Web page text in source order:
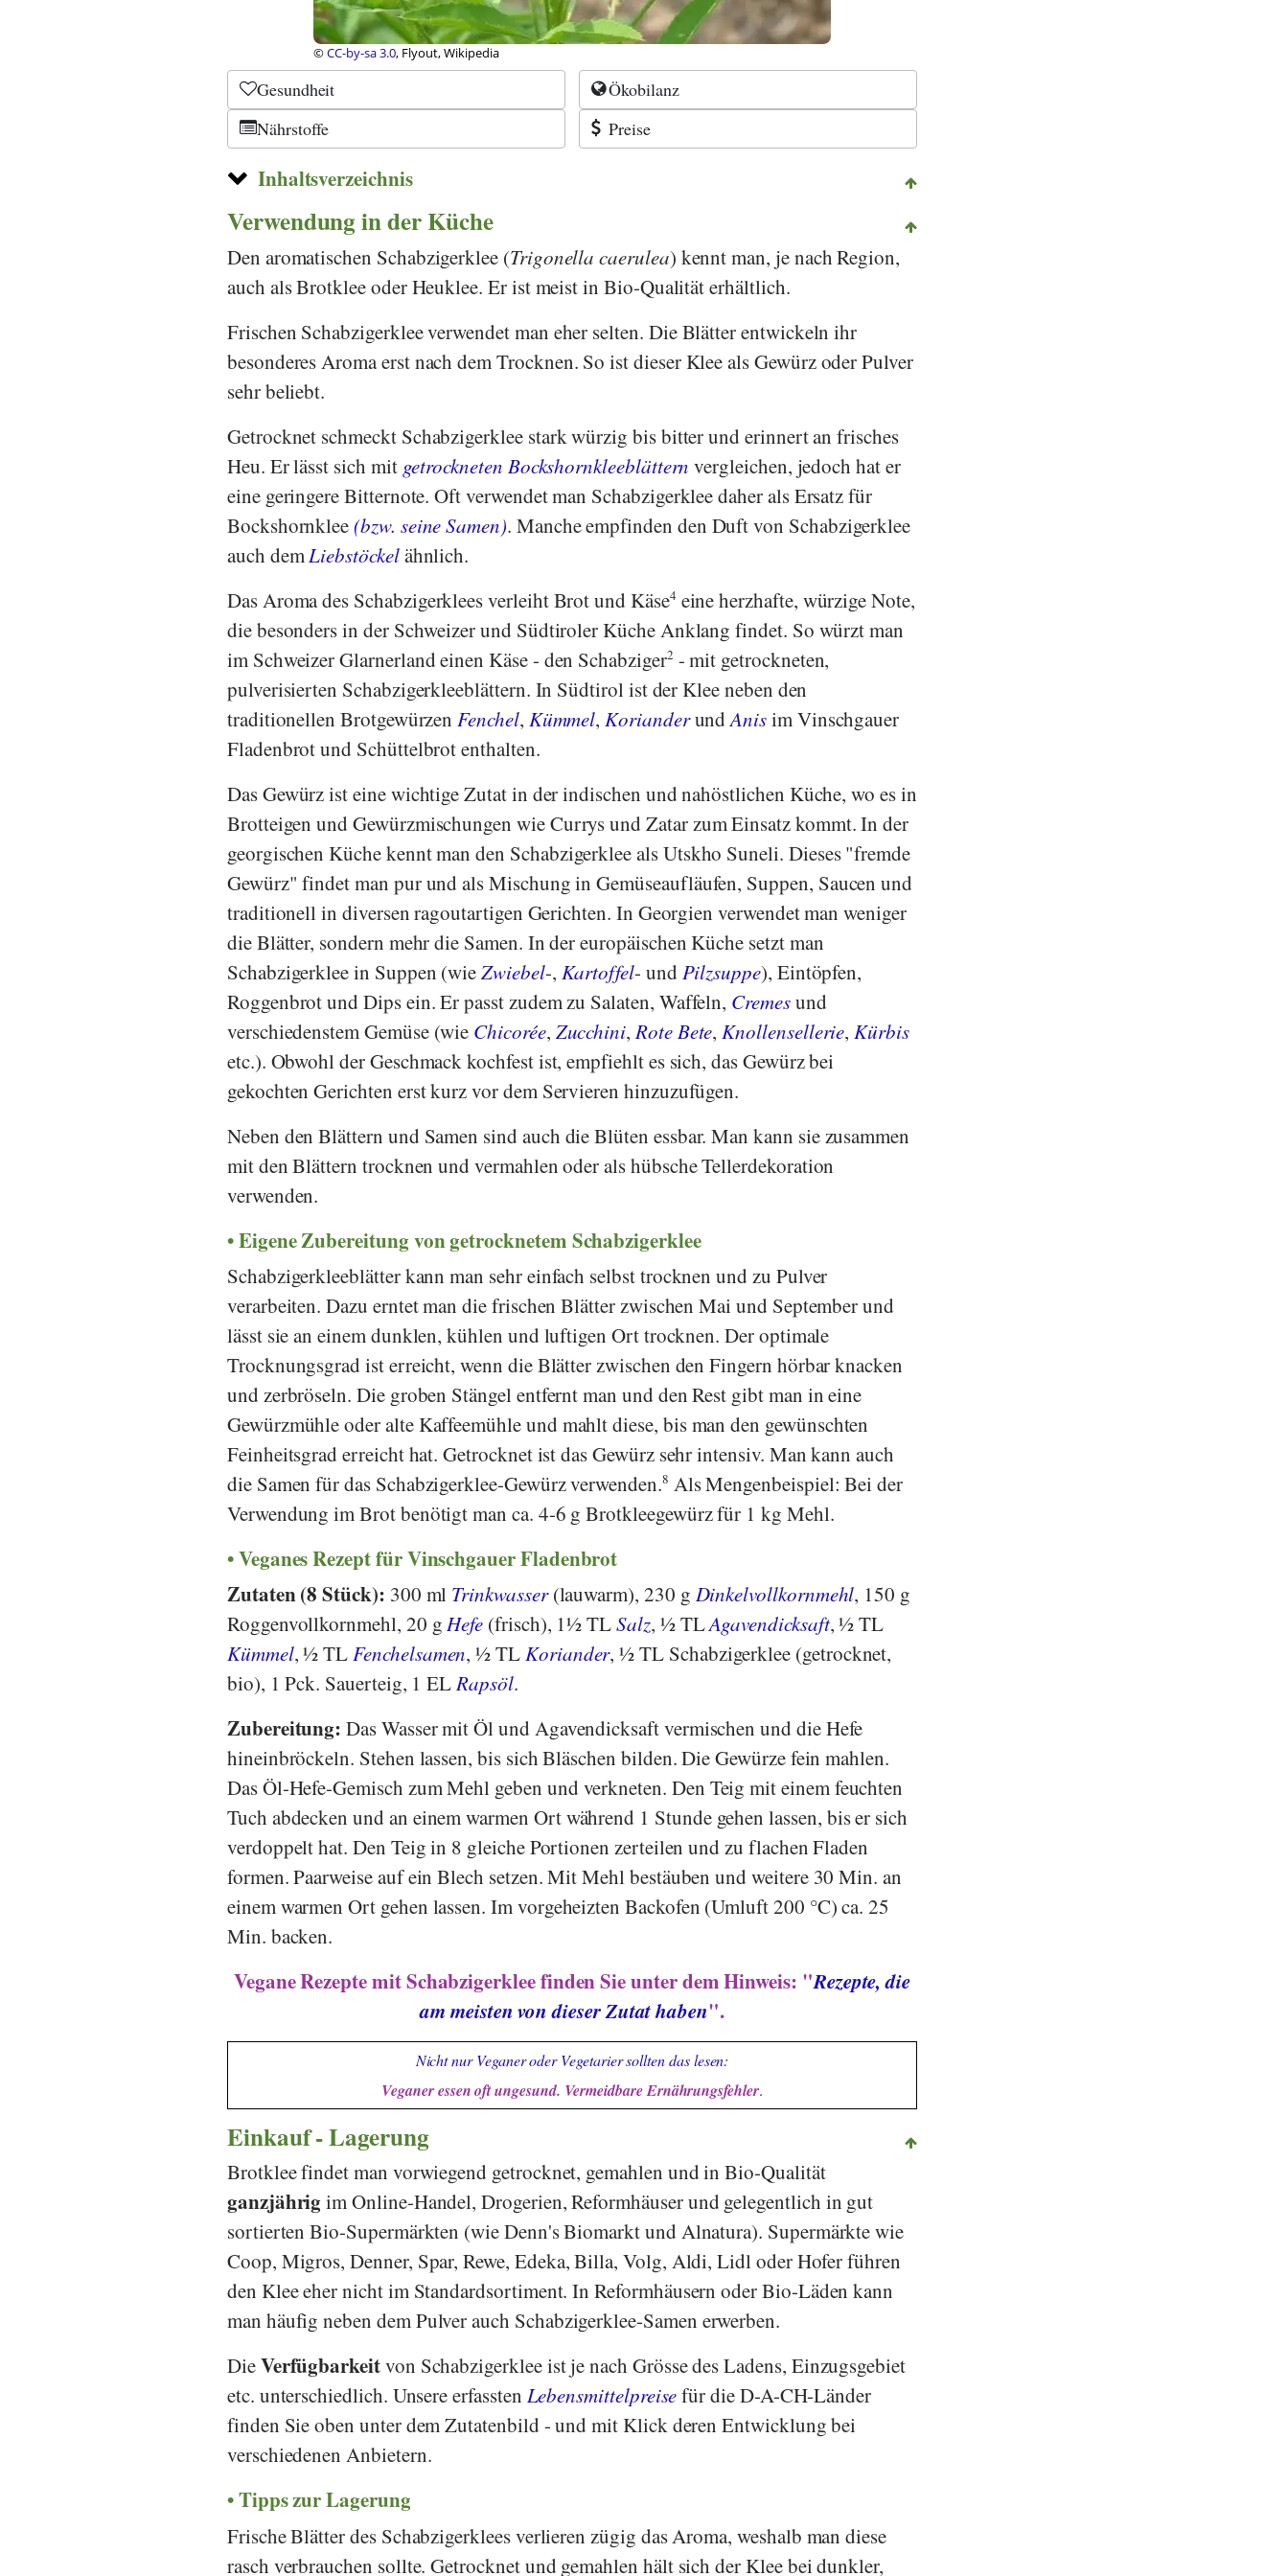
©CC-by-sa 3.0, Flyout, Wikipedia
Gesundheit
Ökobilanz
Nährstoffe
Preise
Inhaltsverzeichnis
Verwendung in der Küche
Den aromatischen Schabzigerklee (Trigonella caerulea) kennt man, je nach Region,
auch als Brotklee oder Heuklee. Er ist meist in Bio-Qualität erhältlich.
Frischen Schabzigerklee verwendet man eher selten. Die Blätter entwickeln ihr
besonderes Aroma erst nach dem Trocknen. So ist dieser Klee als Gewürz oder Pulver
sehr beliebt.
Getrocknet schmeckt Schabzigerklee stark würzig bis bitter und erinnert an frisches
Heu. Er lässt sich mit getrockneten Bockshornkleeblättern vergleichen, jedoch hat er
eine geringere Bitternote. Oft verwendet man Schabzigerklee daher als Ersatz für
Bockshornklee(bzw. seine Samen). Manche empfinden den Duft von Schabzigerklee
auch dem Liebstöckelähnlich.
Das Aroma des Schabzigerklees verleiht Brot und Käse4 eine herzhafte, würzige Note,
die besonders in der Schweizer und Südtiroler Küche Anklang findet. So würzt man
im Schweizer Glarnerland einen Käse - den Schabziger2 - mit getrockneten,
pulverisierten Schabzigerkleeblättern. In Südtirol ist der Klee neben den
traditionellen Brotgewürzen Fenchel, Kümmel, KorianderundAnisim Vinschgauer
Fladenbrot und Schüttelbrot enthalten.
Das Gewürz ist eine wichtige Zutat in der indischen und nahöstlichen Küche, wo es in
Brotteigen und Gewürzmischungen wie Currys und Zatar zum Einsatz kommt. In der
georgischen Küche kennt man den Schabzigerklee als Utskho Suneli. Dieses "fremde
Gewürz" findet man pur und als Mischung in Gemüseaufläufen, Suppen, Saucen und
traditionell in diversen ragoutartigen Gerichten. In Georgien verwendet man weniger
die Blätter, sondern mehr die Samen. In der europäischen Küche setzt man
Schabzigerklee in Suppen (wieZwiebel-, Kartoffel- und Pilzsuppe), Eintöpfen,
Roggenbrot und Dips ein. Er passt zudem zu Salaten, Waffeln, Cremesund
verschiedenstem Gemüse (wie Chicorée, Zucchini, Rote Bete, Knollensellerie, Kürbis
etc.). Obwohl der Geschmack kochfest ist, empfiehlt es sich, das Gewürz bei
gekochten Gerichten erst kurz vor dem Servieren hinzuzufügen.
Neben den Blättern und Samen sind auch die Blüten essbar. Man kann sie zusammen
mit den Blättern trocknen und vermahlen oder als hübsche Tellerdekoration
verwenden.
Eigene Zubereitung von getrocknetem Schabzigerklee
Schabzigerkleeblätter kann man sehr einfach selbst trocknen und zu Pulver
verarbeiten. Dazu erntet man die frischen Blätter zwischen Mai und September und
lässt sie an einem dunklen, kühlen und luftigen Ort trocknen. Der optimale
Trocknungsgrad ist erreicht, wenn die Blätter zwischen den Fingern hörbar knacken
und zerbröseln. Die groben Stängel entfernt man und den Rest gibt man in eine
Gewürzmühle oder alte Kaffeemühle und mahlt diese, bis man den gewünschten
Feinheitsgrad erreicht hat. Getrocknet ist das Gewürz sehr intensiv. Man kann auch
die Samen für das Schabzigerklee-Gewürz verwenden.8 Als Mengenbeispiel: Bei der
Verwendung im Brot benötigt man ca. 4-6 g Brotkleegewürz für 1 kg Mehl.
Veganes Rezept für Vinschgauer Fladenbrot
Zutaten (8 Stück): 300 ml Trinkwasser(lauwarm), 230 g Dinkelvollkornmehl, 150 g
Roggenvollkornmehl, 20 gHefe (frisch), 1½ TLSalz, ½ TLAgavendicksaft, ½ TL
Kümmel, ½ TLFenchelsamen, ½ TLKoriander, ½ TL Schabzigerklee (getrocknet,
bio), 1 Pck. Sauerteig, 1 ELRapsöl.
Zubereitung:Das Wasser mit Öl und Agavendicksaft vermischen und die Hefe
hineinbröckeln. Stehen lassen, bis sich Bläschen bilden. Die Gewürze fein mahlen.
Das Öl-Hefe-Gemisch zum Mehl geben und verkneten. Den Teig mit einem feuchten
Tuch abdecken und an einem warmen Ort während 1 Stunde gehen lassen, bis er sich
verdoppelt hat. Den Teig in 8 gleiche Portionen zerteilen und zu flachen Fladen
formen. Paarweise auf ein Blech setzen. Mit Mehl bestäuben und weitere 30 Min. an
einem warmen Ort gehen lassen. Im vorgeheizten Backofen (Umluft 200 °C) ca. 25
Min. backen.
Vegane Rezepte mit Schabzigerklee finden Sie unter dem Hinweis: "Rezepte, die
am meisten von dieser Zutat haben".
Nicht nur Veganer oder Vegetarier sollten das lesen:
Veganer essen oft ungesund. Vermeidbare Ernährungsfehler.
Einkauf - Lagerung
Brotklee findet man vorwiegend getrocknet, gemahlen und in Bio-Qualität
ganzjährigim Online-Handel, Drogerien, Reformhäuser und gelegentlich in gut
sortierten Bio-Supermärkten (wieDenn's Biomarktund Alnatura). Supermärkte wie
Coop, Migros,Denner, Spar,Rewe, Edeka,Billa, Volg, Aldi,LidloderHoferführen
den Klee eher nicht im Standardsortiment. In Reformhäusern oder Bio-Läden kann
man häufig neben dem Pulver auch Schabzigerklee-Samen erwerben.
DieVerfügbarkeitvon Schabzigerklee ist je nach Grösse des Ladens, Einzugsgebiet
etc. unterschiedlich. Unsere erfassten Lebensmittelpreisefür die D-A-CH-Länder
finden Sie oben unter dem Zutatenbild - und mit Klick deren Entwicklung bei
verschiedenen Anbietern.
Tipps zur Lagerung
Frische Blätter des Schabzigerklees verlieren zügig das Aroma, weshalb man diese
rasch verbrauchen sollte. Getrocknet und gemahlen hält sich der Klee bei dunkler,